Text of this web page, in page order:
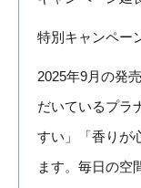
特別キャンペー
2025年9月の発
だいているプラ
すい」「香りが
ます。毎日の空